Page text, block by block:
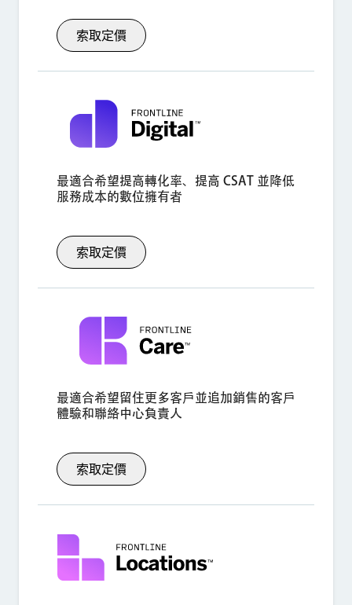
索取定價
最適合希望提高轉化率、提高 CSAT 並降低
服務成本的數位擁有者
索取定價
最適合希望留住更多客戶並追加銷售的客戶
體驗和聯絡中心負責人
索取定價